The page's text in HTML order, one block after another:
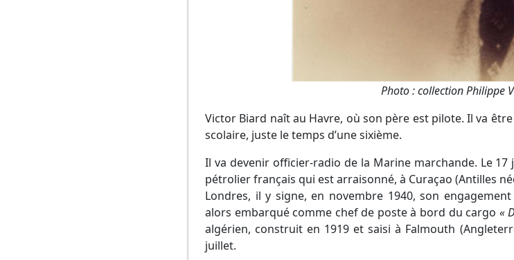
Photo : collection Philippe
Victor Biard naît au Havre, où son père est pilote. Il va
scolaire, juste le temps d’une sixième.
Il va devenir officier-radio de la Marine marchande. Le 17
pétrolier français qui est arraisonné, à Curaçao (Antilles
Londres, il y signe, en novembre 1940, son
alors embarqué comme chef de poste à bord du cargo «
algérien, construit en 1919 et saisi à Falmouth
juillet.